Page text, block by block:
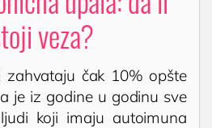
Poliklinika i laboratorija
Bocokić Niš
(018) 572-795
kontakt@privatnaklinika.rs
veza?
zahvataju čak 10% opšte
je iz godine u godinu sve
koji imaju autoimuna